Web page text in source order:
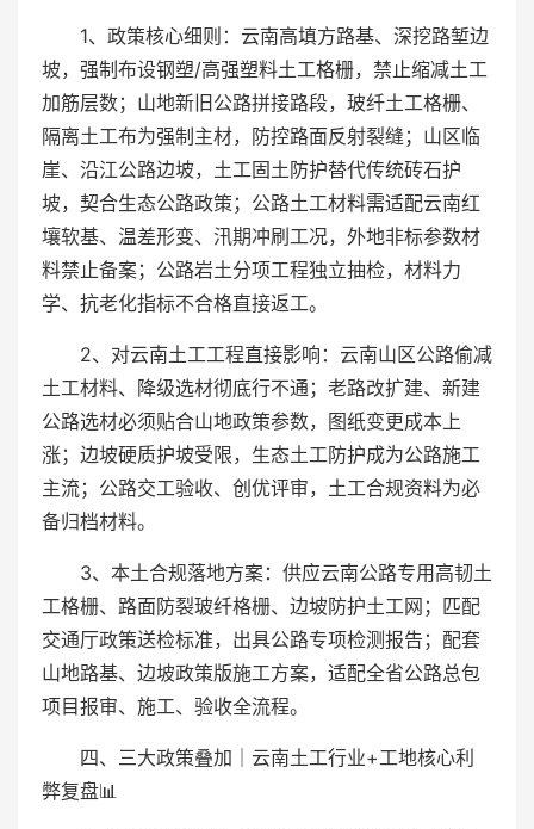
1、政策核心细则：云南高填方路基、深挖路堑边
坡，强制布设钢塑/高强塑料土工格栅，禁止缩减土工
加筋层数；山地新旧公路拼接路段，玻纤土工格栅、
隔离土工布为强制主材，防控路面反射裂缝；山区临
崖、沿江公路边坡，土工固土防护替代传统砖石护
坡，契合生态公路政策；公路土工材料需适配云南红
壤软基、温差形变、汛期冲刷工况，外地非标参数材
料禁止备案；公路岩土分项工程独立抽检，材料力
学、抗老化指标不合格直接返工。
2、对云南土工工程直接影响：云南山区公路偷减
土工材料、降级选材彻底行不通；老路改扩建、新建
公路选材必须贴合山地政策参数，图纸变更成本上
涨；边坡硬质护坡受限，生态土工防护成为公路施工
主流；公路交工验收、创优评审，土工合规资料为必
备归档材料。
3、本土合规落地方案：供应云南公路专用高韧土
工格栅、路面防裂玻纤格栅、边坡防护土工网；匹配
交通厅政策送检标准，出具公路专项检测报告；配套
山地路基、边坡政策版施工方案，适配全省公路总包
项目报审、施工、验收全流程。
四、三大政策叠加｜云南土工行业+工地核心利
弊复盘📊